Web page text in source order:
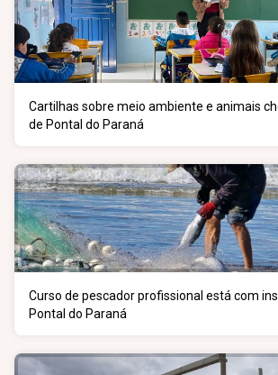
Cartilhas sobre meio ambiente e animais
de Pontal do Paraná
Curso de pescador profissional está com
Pontal do Paraná